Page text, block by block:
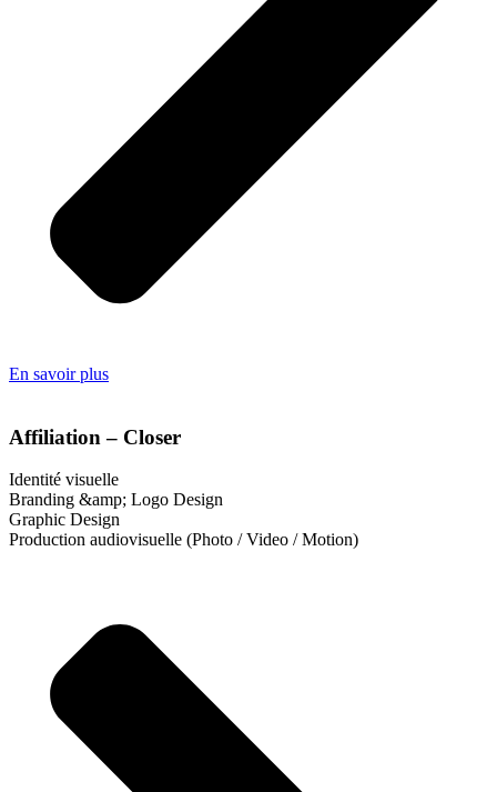
En savoir plus
Affiliation – Closer
Identité visuelle
Branding &amp; Logo Design
Graphic Design
Production audiovisuelle (Photo / Video / Motion)